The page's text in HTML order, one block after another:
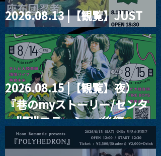
2026.08.13 |【観覧】JUST
RIGHT!! vol.26
2026.08.15 |【観覧】夜）
『巷のmyストーリー/センタ
ー"訳"フラッシュ⚡️後編』